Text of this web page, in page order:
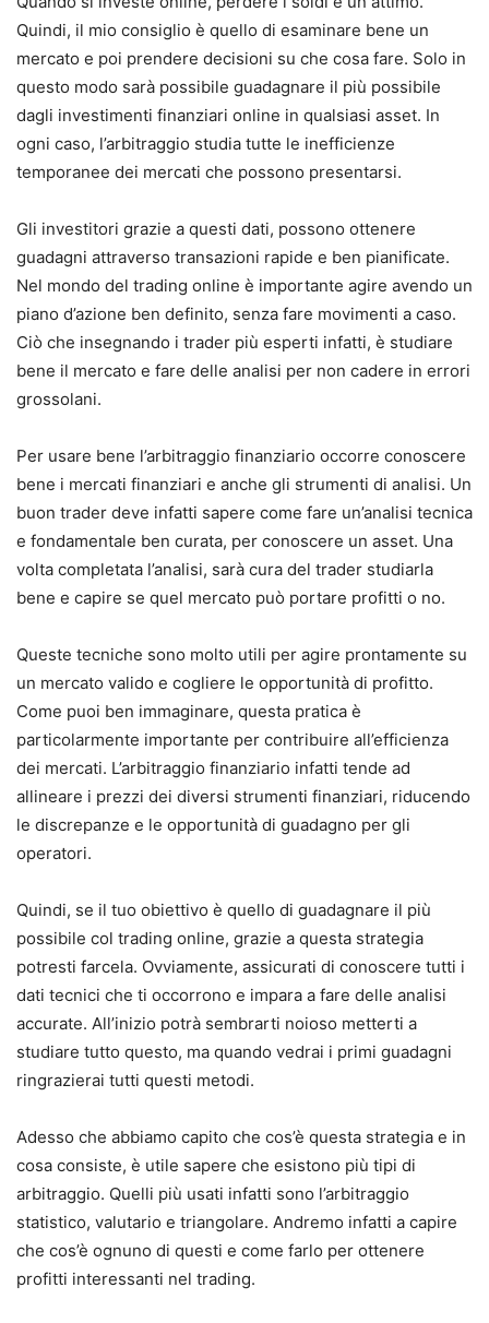
Quindi, il mio consiglio è quello di esaminare bene un
mercato e poi prendere decisioni su che cosa fare. Solo in
questo modo sarà possibile guadagnare il più possibile
dagli investimenti finanziari online in qualsiasi asset. In
ogni caso, l’arbitraggio studia tutte le inefficienze
temporanee dei mercati che possono presentarsi.
Gli investitori grazie a questi dati, possono ottenere
guadagni attraverso transazioni rapide e ben pianificate.
Nel mondo del trading online è importante agire avendo un
piano d’azione ben definito, senza fare movimenti a caso.
Ciò che insegnando i trader più esperti infatti, è studiare
bene il mercato e fare delle analisi per non cadere in errori
grossolani.
Per usare bene l’arbitraggio finanziario occorre conoscere
bene i mercati finanziari e anche gli strumenti di analisi. Un
buon trader deve infatti sapere come fare un’analisi tecnica
e fondamentale ben curata, per conoscere un asset. Una
volta completata l’analisi, sarà cura del trader studiarla
bene e capire se quel mercato può portare profitti o no.
Queste tecniche sono molto utili per agire prontamente su
un mercato valido e cogliere le opportunità di profitto.
Come puoi ben immaginare, questa pratica è
particolarmente importante per contribuire all’efficienza
dei mercati. L’arbitraggio finanziario infatti tende ad
allineare i prezzi dei diversi strumenti finanziari, riducendo
le discrepanze e le opportunità di guadagno per gli
operatori.
Quindi, se il tuo obiettivo è quello di guadagnare il più
possibile col trading online, grazie a questa strategia
potresti farcela. Ovviamente, assicurati di conoscere tutti i
dati tecnici che ti occorrono e impara a fare delle analisi
accurate. All’inizio potrà sembrarti noioso metterti a
studiare tutto questo, ma quando vedrai i primi guadagni
ringrazierai tutti questi metodi.
Adesso che abbiamo capito che cos’è questa strategia e in
cosa consiste, è utile sapere che esistono più tipi di
arbitraggio. Quelli più usati infatti sono l’arbitraggio
statistico, valutario e triangolare. Andremo infatti a capire
che cos’è ognuno di questi e come farlo per ottenere
profitti interessanti nel trading.